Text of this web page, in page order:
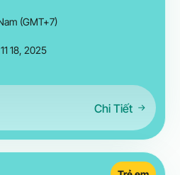
(GMT+7)
18, 2025
Chi Tiết